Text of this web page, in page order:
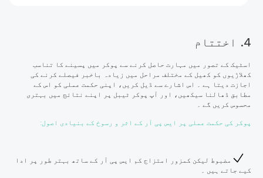
4. اختتام
اسٹیک کے تصور میں مہارت حاصل کرنے سے پوکر میں پسینے کا تناسب
کھلاڑیوں کو کھیل کے مختلف مراحل میں زیادہ باخبر فیصلے کرنے کی
اجازت دیتا ہے ۔ اس اشارے سے ڈیل کریں، اپنی حکمت عملی کو اس کے
مطابق ڈھالنا سیکھیں، اور آپ پوکر ٹیبل پر اپنے نتائج میں بہتری
محسوس کریں گے ۔
پوکر کی حکمت عملی پر ایس پی آر کے اثر و رسوخ کے بنیادی اصول:
مضبوط لیکن کمزور امتزاج کم ایس پی آر کے ساتھ بہتر طور پر ادا
کیے جاتے ہیں ۔